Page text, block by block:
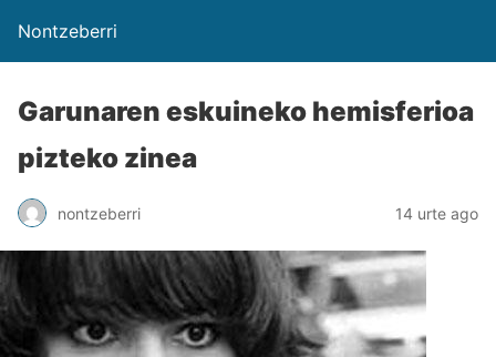
Nontzeberri
Garunaren eskuineko hemisferioa
pizteko zinea
nontzeberri 14 urte ago